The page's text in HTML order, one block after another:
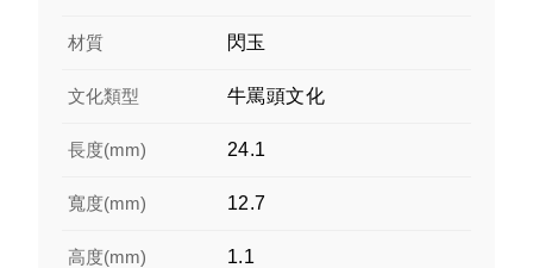
材質 閃玉
文化類型 牛罵頭文化
長度(mm) 24.1
寬度(mm) 12.7
高度(mm) 1.1